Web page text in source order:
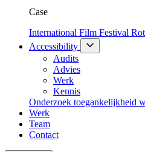
Case
International Film Festival
Accessibility
Audits
Advies
Werk
Kennis
Onderzoek toegankelijkheid
Werk
Team
Contact